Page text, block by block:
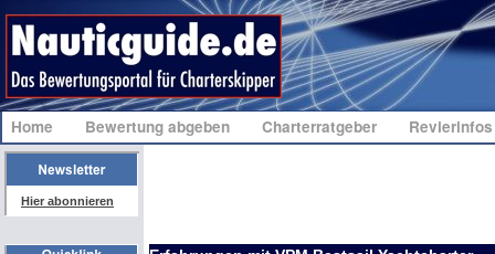
Home Bewertung abgeben Charterratgeber
Hier abonnieren